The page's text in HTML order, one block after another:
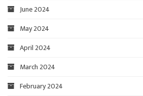
June 2024
May 2024
April 2024
March 2024
February 2024